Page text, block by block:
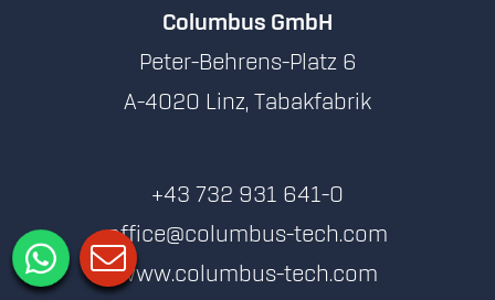
Columbus GmbH
Peter-Behrens-Platz 6
A-4020 Linz, Tabakfabrik
+43 732 931 641-0
office@columbus-tech.com
www.columbus-tech.com